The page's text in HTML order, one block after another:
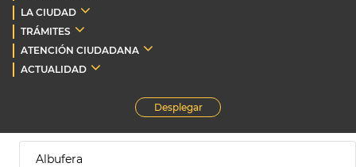
LA CIUDAD
TRÁMITES
ATENCIÓN CIUDADANA
ACTUALIDAD
Desplegar
Albufera